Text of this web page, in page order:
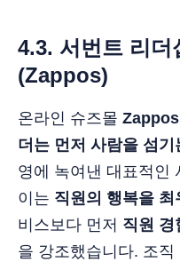
4.3. 서번트 리더
(Zappos)
온라인 슈즈몰 Zappos
더는 먼저 사람을 섬기
영에 녹여낸 대표적인
이는 직원의 행복을 최
비스보다 먼저 직원
을 강조했습니다. 조